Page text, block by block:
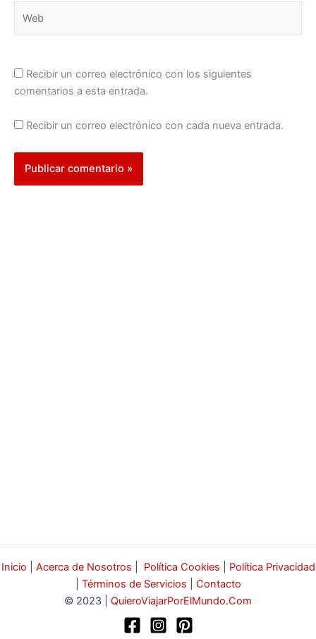
Recibir un correo electrónico con los siguientes
comentarios a esta entrada.
Recibir un correo electrónico con cada nueva entrada.
Inicio Acerca de Nosotros Política Cookies
Política Privacidad
Términos de Servicios
Contacto
© 2023 | QuieroViajarPorElMundo.Com